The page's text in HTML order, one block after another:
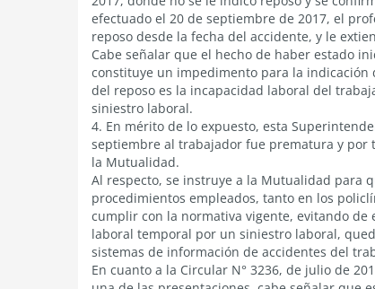
efectuado el 20 de septiembre de 2017, el
reposo desde la fecha del accidente, y le
Cabe señalar que el hecho de haber estado
constituye un impedimento para la
del reposo es la incapacidad laboral del
siniestro laboral.
4. En mérito de lo expuesto, esta
septiembre al trabajador fue prematura y
la Mutualidad.
Al respecto, se instruye a la Mutualidad para
procedimientos empleados, tanto en los
cumplir con la normativa vigente, evitando
laboral temporal por un siniestro laboral,
sistemas de información de accidentes del
En cuanto a la Circular N° 3236, de julio de